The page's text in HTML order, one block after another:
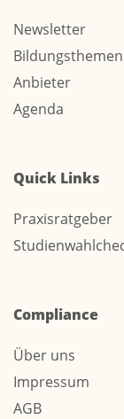
Newsletter
Bildungsthemen
Anbieter
Agenda
Quick Links
Praxisratgeber
Compliance
Über uns
Impressum
AGB